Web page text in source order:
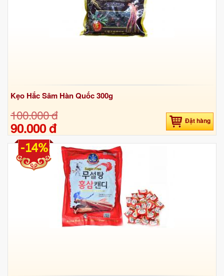
Kẹo Hắc Sâm Hàn Quốc 300g
100.000 đ
90.000 đ Đặt hàng
-14%